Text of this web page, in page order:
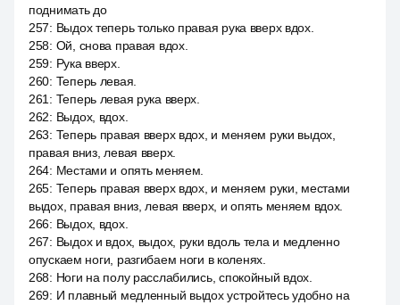
поднимать до
257: Выдох теперь только правая рука вверх вдох.
258: Ой, снова правая вдох.
259: Рука вверх.
260: Теперь левая.
261 : Теперь левая рука вверх.
262: Выдох, вдох.
263: Теперь правая вверх вдох, и меняем руки выдох,
правая вниз, левая вверх.
264: Местами и опять меняем.
265: Теперь правая вверх вдох, и меняем руки, местами
выдох, правая вниз, левая вверх, и опять меняем вдох.
266: Выдох, вдох.
267: Выдох и вдох, выдох, руки вдоль тела и медленно
опускаем ноги, разгибаем ноги в коленях.
268: Ноги на полу расслабились, спокойный вдох.
269: И плавный медленный выдох устройтесь удобно на